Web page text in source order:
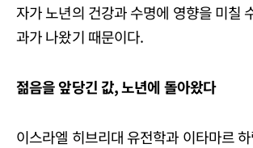
자가 노년의 건강과 수명에 영향을 미칠
과가 나왔기 때문이다.
젊음을 앞당긴 값, 노년에 돌아왔다
이스라엘 히브리대 유전학과 이타마르